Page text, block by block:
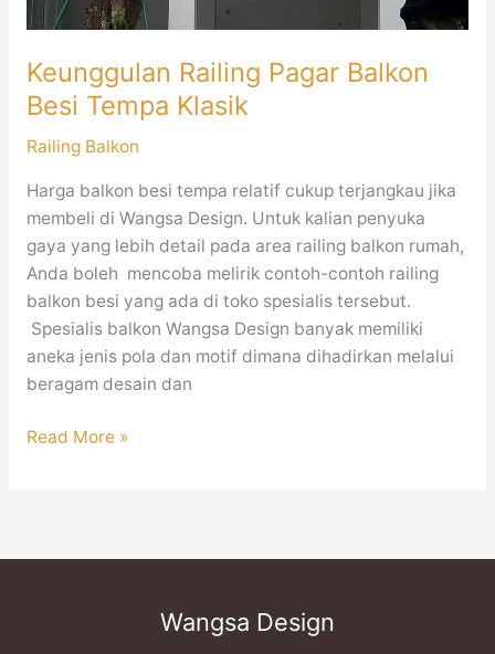
Keunggulan Railing Pagar Balkon
Besi Tempa Klasik
Railing Balkon
Harga balkon besi tempa relatif cukup terjangkau jika
membeli di Wangsa Design. Untuk kalian penyuka
gaya yang lebih detail pada area railing balkon rumah,
Anda boleh mencoba melirik contoh-contoh railing
balkon besi yang ada di toko spesialis tersebut.
Spesialis balkon Wangsa Design banyak memiliki
aneka jenis pola dan motif dimana dihadirkan melalui
beragam desain dan
Read More »
Wangsa Design